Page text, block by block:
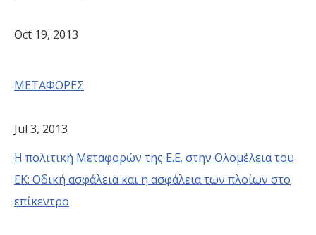
Oct 19, 2013
ΜΕΤΑΦΟΡΕΣ
Jul 3, 2013
Η πολιτική Μεταφορών της Ε.Ε. στην Ολομέλεια του
ΕΚ: Οδική ασφάλεια και η ασφάλεια των πλοίων στο
επίκεντρο